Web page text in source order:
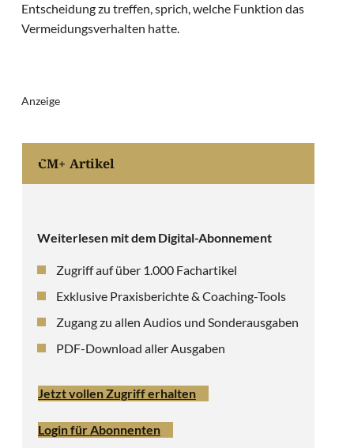
Entscheidung zu treffen, sprich, welche Funktion das
Vermeidungsverhalten hatte.
Anzeige
CM+ Artikel
Weiterlesen mit dem Digital-Abonnement
Zugriff auf über 1.000 Fachartikel
Exklusive Praxisberichte & Coaching-Tools
Zugang zu allen Audios und Sonderausgaben
PDF-Download aller Ausgaben
Jetzt vollen Zugriff erhalten
Login für Abonnenten